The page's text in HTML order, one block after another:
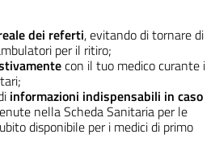
dei referti, evitando di tornare di
per il ritiro;
con il tuo medico curante i
informazioni indispensabili in caso
nella Scheda Sanitaria per le
disponibile per i medici di primo